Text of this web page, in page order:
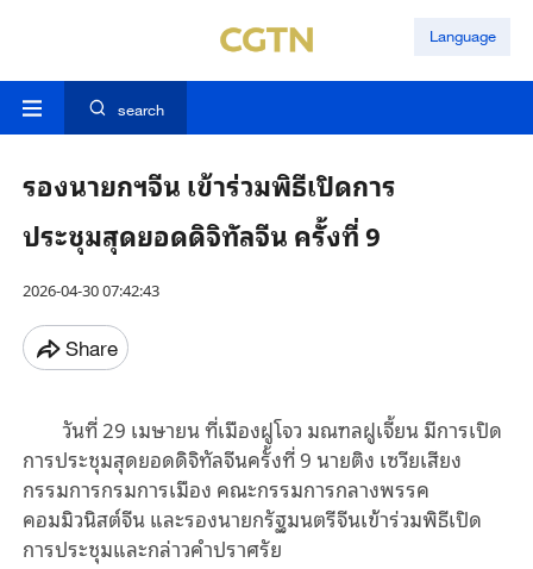
Language
search
รองนายกฯจีน เข้าร่วมพิธีเปิดการ
ประชุมสุดยอดดิจิทัลจีน ครั้งที่ 9
2026-04-30 07:42:43
Share
วันที่ 29 เมษายน ที่เมืองฝูโจว มณฑลฝูเจี้ยน มีการเปิด
การประชุมสุดยอดดิจิทัลจีนครั้งที่ 9 นายติง เซวียเสียง
กรรมการกรมการเมือง คณะกรรมการกลางพรรค
คอมมิวนิสต์จีน และรองนายกรัฐมนตรีจีนเข้าร่วมพิธีเปิด
การประชุมและกล่าวคำปราศรัย